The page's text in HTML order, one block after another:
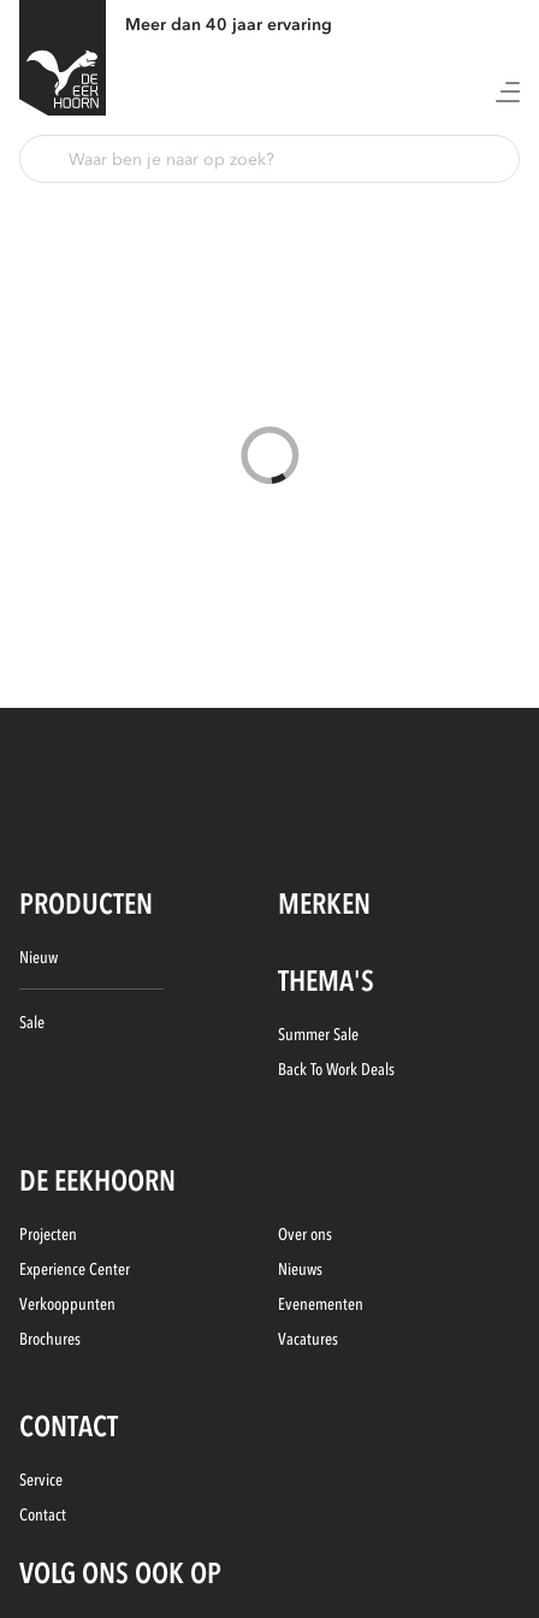
Meer dan 40 jaar ervaring
PRODUCTEN MERKEN
Nieuw
Sale
THEMA'S
Summer Sale
Back To Work Deals
DE EEKHOORN
Projecten
Experience Center
Verkooppunten
Brochures
Over ons
Nieuws
Evenementen
Vacatures
CONTACT
Service
Contact
VOLG ONS OOK OP